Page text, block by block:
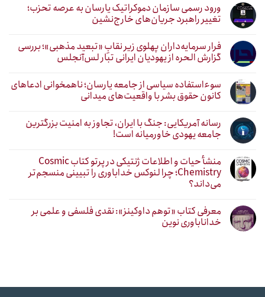
ورود رسمی سازمان دموکراتیک یارسان به عرصه تحزب؛
تغییر راهبرد جریان‌های خارج‌نشین
فرار سرمایه‌داران پهلوی زیر نقابِ «تبعید مذهبی»؛ بررسی
گزارش الحره از یهودیان ایرانی تبار لس‌آنجلس
سوءاستفاده سیاسی از جامعه یارسان؛ ناهمخوانی ادعاهای
کانون حقوق بشر با واقعیت‌های میدانی
رسانه آمریکایی: جنگ با ایران، تجاوز به امنیت بزرگترین
جامعه یهودی خاورمیانه است!
منشأ حیات و اطلاعات ژنتیکی در پرتو کتاب Cosmic
Chemistry؛ چرا لنوکس خداباوری را تبیینی منسجم‌تر
می‌داند؟
معرفی کتاب «توهم داوکینز»: نقدی فلسفی و علمی بر
خداناباوری نوین